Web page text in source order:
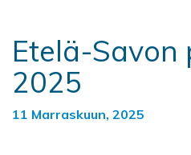
Etelä-
2025
11 Marraskuun, 2025